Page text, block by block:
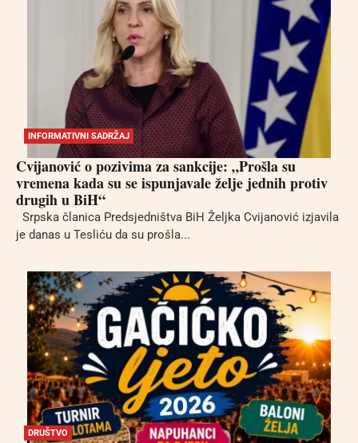
INFORMATIVNI SADRŽAJ
Cvijanović o pozivima za sankcije: „Prošla su
vremena kada su se ispunjavale želje jednih protiv
drugih u BiH“
Srpska članica Predsjedništva BiH Željka Cvijanović izjavila
je danas u Tesliću da su prošla...
DRUŠTVO